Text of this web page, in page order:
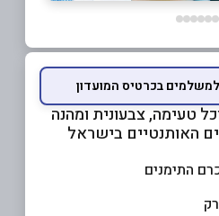
טעימה, צבעונית ומהנה
האותנטיים בישראל